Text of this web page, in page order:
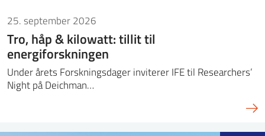
25. september 2026
Tro, håp & kilowatt: tillit til
energiforskningen
Under årets Forskningsdager inviterer IFE til Researchers’
Night på Deichman…